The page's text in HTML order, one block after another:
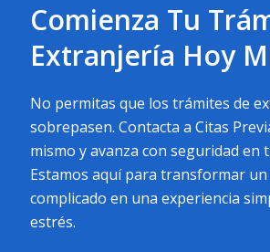
Comienza Tu
Extranjería Hoy
No permitas que los trámites de
sobrepasen. Contacta a Citas
mismo y avanza con seguridad en
Estamos aquí para transformar
complicado en una experiencia
estrés.